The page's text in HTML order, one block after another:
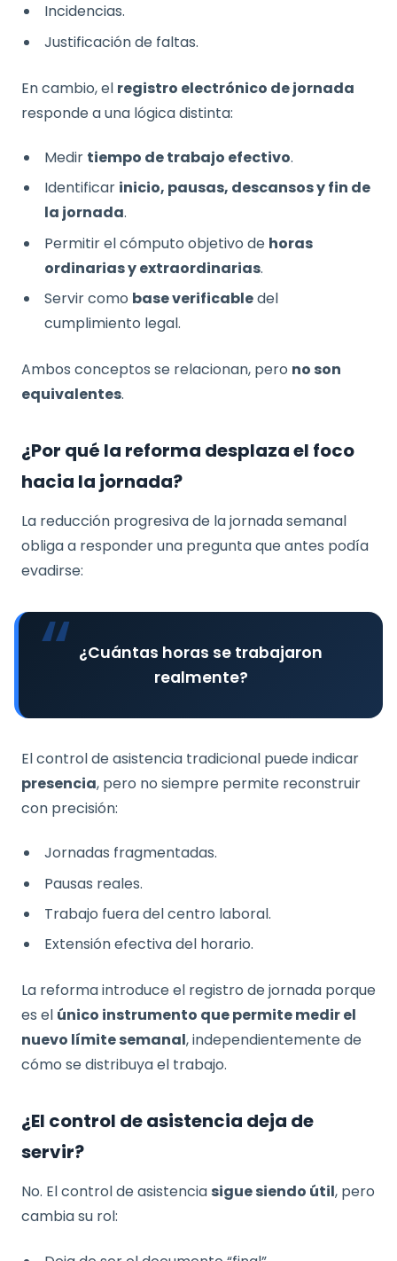
Incidencias.
Justificación de faltas.
En cambio, el registro electrónico de jornada
responde a una lógica distinta:
Medir tiempo de trabajo efectivo.
Identificar inicio, pausas, descansos y fin de
la jornada.
Permitir el cómputo objetivo de horas
ordinarias y extraordinarias.
Servir como base verificabledel
cumplimiento legal.
Ambos conceptos se relacionan, pero no son
equivalentes.
¿Por qué la reforma desplaza el foco
hacia la jornada?
La reducción progresiva de la jornada semanal
obliga a responder una pregunta que antes podía
evadirse:
¿Cuántas horas se trabajaron
realmente?
El control de asistencia tradicional puede indicar
presencia, pero no siempre permite reconstruir
con precisión:
Jornadas fragmentadas.
Pausas reales.
Trabajo fuera del centro laboral.
Extensión efectiva del horario.
La reforma introduce el registro de jornada porque
es el único instrumento que permite medir el
nuevo límite semanal, independientemente de
cómo se distribuya el trabajo.
¿El control de asistencia deja de
servir?
No. El control de asistencia sigue siendo útil, pero
cambia su rol: